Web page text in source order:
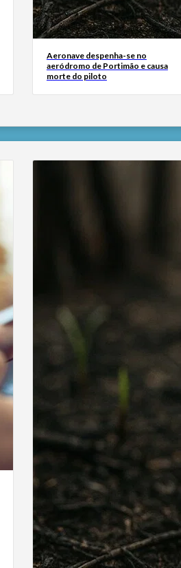
Aeronave despenha-se no
aeródromo de Portimão e causa
morte do piloto